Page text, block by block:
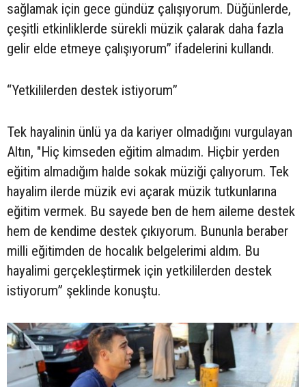
sağlamak için gece gündüz çalışıyorum. Düğünlerde,
çeşitli etkinliklerde sürekli müzik çalarak daha fazla
gelir elde etmeye çalışıyorum” ifadelerini kullandı.
“Yetkililerden destek istiyorum”
Tek hayalinin ünlü ya da kariyer olmadığını vurgulayan
Altın, "Hiç kimseden eğitim almadım. Hiçbir yerden
eğitim almadığım halde sokak müziği çalıyorum. Tek
hayalim ilerde müzik evi açarak müzik tutkunlarına
eğitim vermek. Bu sayede ben de hem aileme destek
hem de kendime destek çıkıyorum. Bununla beraber
milli eğitimden de hocalık belgelerimi aldım. Bu
hayalimi gerçekleştirmek için yetkililerden destek
istiyorum” şeklinde konuştu.